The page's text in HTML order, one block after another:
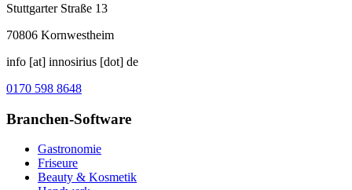
Stuttgarter Straße 13
70806 Kornwestheim
info [at] innosirius [dot] de
0170 598 8648
Branchen-Software
Gastronomie
Friseure
Beauty & Kosmetik